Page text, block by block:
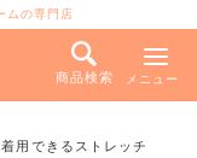
ムの専門店
商品検索 メニュー
用できるストレッチ